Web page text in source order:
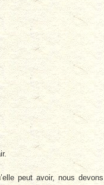
peut avoir, nous devons